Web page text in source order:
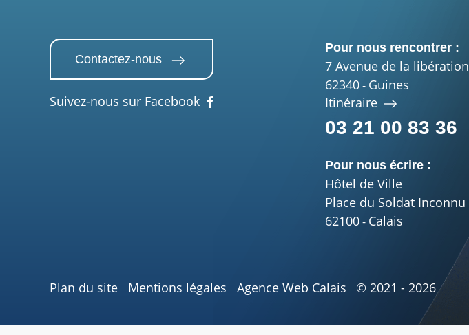
Contactez-nous
Suivez-nous sur Facebook
Pour nous rencontrer :
7 Avenue de la libération
62340- Guines
Itinéraire
03 21 00 83 36
Pour nous écrire :
Hôtel de Ville
Place du Soldat Inconnu
62100- Calais
Plan du site Mentions légales Agence Web Calais © 2021 - 2026